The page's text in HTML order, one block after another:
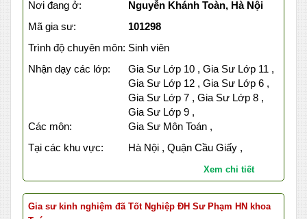
Nơi đang ở:
Nguyễn Khánh Toàn, Hà Nội
Mã gia sư:
101298
Trình độ chuyên môn: Sinh viên
Nhận dạy các lớp:
Gia Sư Lớp 10 , Gia Sư Lớp 11 ,
Gia Sư Lớp 12 , Gia Sư Lớp 6 ,
Gia Sư Lớp 7 , Gia Sư Lớp 8 ,
Gia Sư Lớp 9 ,
Các môn:
Gia Sư Môn Toán ,
Tại các khu vực:
Hà Nội , Quận Cầu Giấy ,
Xem chi tiết
Gia sư kinh nghiệm đã Tốt Nghiệp ĐH Sư Phạm HN khoa